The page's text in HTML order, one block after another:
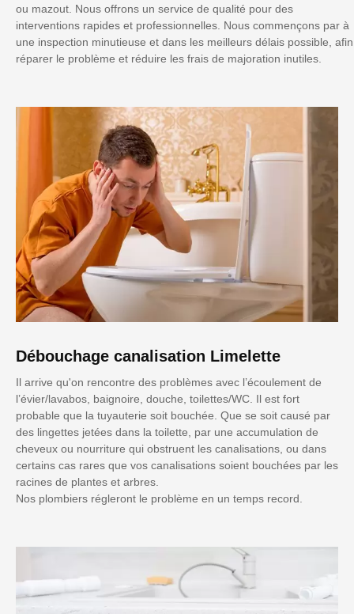
ou mazout. Nous offrons un service de qualité pour des
interventions rapides et professionnelles. Nous commençons par à
une inspection minutieuse et dans les meilleurs délais possible, afin
réparer le problème et réduire les frais de majoration inutiles.
Débouchage canalisation Limelette
Il arrive qu'on rencontre des problèmes avec l’écoulement de
l’évier/lavabos, baignoire, douche, toilettes/WC. Il est fort
probable que la tuyauterie soit bouchée. Que se soit causé par
des lingettes jetées dans la toilette, par une accumulation de
cheveux ou nourriture qui obstruent les canalisations, ou dans
certains cas rares que vos canalisations soient bouchées par les
racines de plantes et arbres.
Nos plombiers régleront le problème en un temps record.